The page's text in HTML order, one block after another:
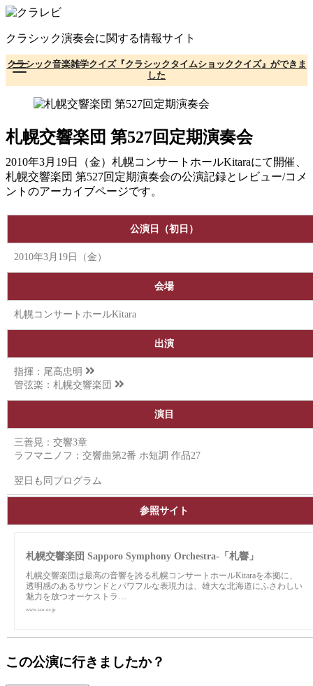
コ
テ
ン
ツ
へ
クラシック演奏会に関する情報サイト
クラシック音楽雑学クイズ『クラシックタイムショッククイズ』ができま
した
札幌交響楽団 第527回定期演奏会
2010年3月19日（金）札幌コンサートホールKitaraにて開催、
札幌交響楽団 第527回定期演奏会の公演記録とレビュー/コメ
ントのアーカイブページです。
公演日（初日）
2010年3月19日（金）
会場
札幌コンサートホールKitara
出演
指揮： 尾高忠明
管弦楽： 札幌交響楽団
演目
三善晃：交響3章
ラフマニノフ：交響曲第2番 ホ短調 作品27
翌日も同プログラム
参照サイト
札幌交響楽団 Sapporo Symphony Orchestra-「札響」
札幌交響楽団は最高の音響を誇る札幌コンサートホールKitaraを本拠に、
透明感のあるサウンドとパワフルな表現力は、雄大な北海道にふさわしい
魅力を放つオーケストラ…
www.sso.or.jp
この公演に行きましたか？